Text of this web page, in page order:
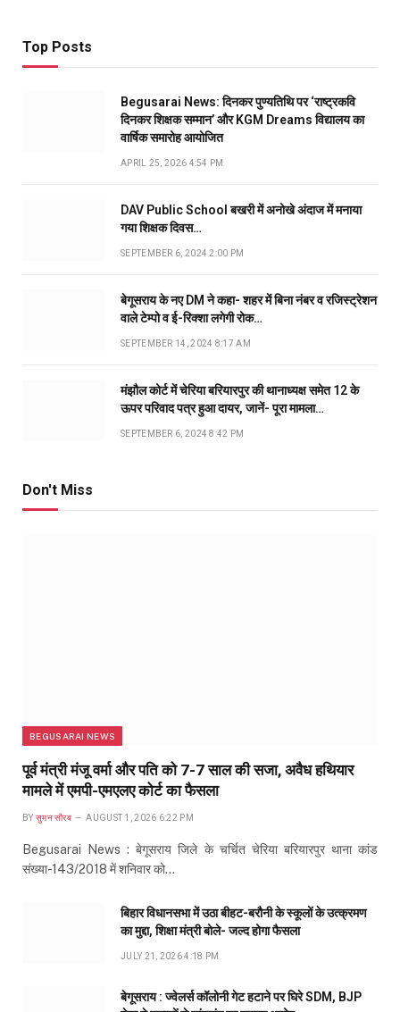
Top Posts
Begusarai News: दिनकर पुण्यतिथि पर ‘राष्ट्रकवि
दिनकर शिक्षक सम्मान’ और KGM Dreams विद्यालय का
वार्षिक समारोह आयोजित
APRIL 25, 2026 4:54 PM
DAV Public School बखरी में अनोखे अंदाज में मनाया
गया शिक्षक दिवस…
SEPTEMBER 6, 2024 2:00 PM
बेगूसराय के नए DM ने कहा- शहर में बिना नंबर व रजिस्ट्रेशन
वाले टेम्पो व ई-रिक्शा लगेगी रोक…
SEPTEMBER 14, 2024 8:17 AM
मंझौल कोर्ट में चेरिया बरियारपुर की थानाध्यक्ष समेत 12 के
ऊपर परिवाद पत्र हुआ दायर, जानें- पूरा मामला…
SEPTEMBER 6, 2024 8:42 PM
Don't Miss
BEGUSARAI NEWS
पूर्व मंत्री मंजू वर्मा और पति को 7-7 साल की सजा, अवैध हथियार
मामले में एमपी-एमएलए कोर्ट का फैसला
BY सुमन सौरब AUGUST 1, 2026 6:22 PM
Begusarai News : बेगूसराय जिले के चर्चित चेरिया बरियारपुर थाना कांड
संख्या-143/2018 में शनिवार को…
बिहार विधानसभा में उठा बीहट-बरौनी के स्कूलों के उत्क्रमण
का मुद्दा, शिक्षा मंत्री बोले- जल्द होगा फैसला
JULY 21, 2026 4:18 PM
बेगूसराय : ज्वेलर्स कॉलोनी गेट हटाने पर घिरे SDM, BJP